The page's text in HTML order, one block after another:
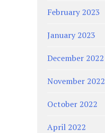
February 2023
January 2023
December 2022
November 2022
October 2022
April 2022